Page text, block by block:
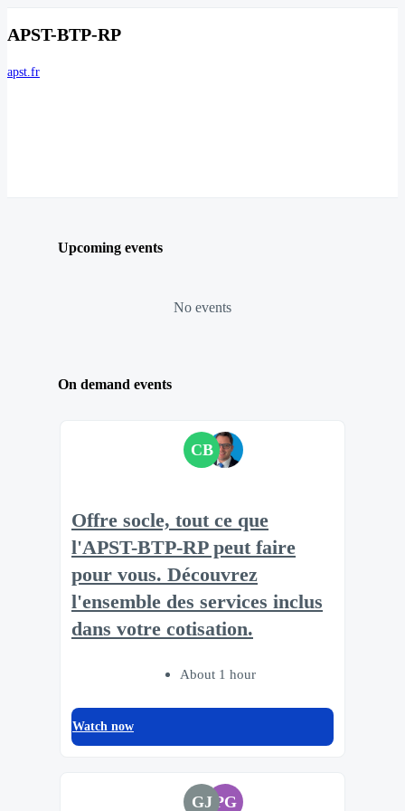
APST-BTP-RP
apst.fr
Upcoming events
No events
On demand events
CB
Offre socle, tout ce que
l'APST-BTP-RP peut faire
pour vous. Découvrez
l'ensemble des services inclus
dans votre cotisation.​
About 1 hour
Watch now
GJ PG